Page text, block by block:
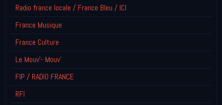
Radio france locale / France Bleu / ICI
France Musique
France Culture
Le Mouv'- Mouv'
FIP / RADIO FRANCE
RFI